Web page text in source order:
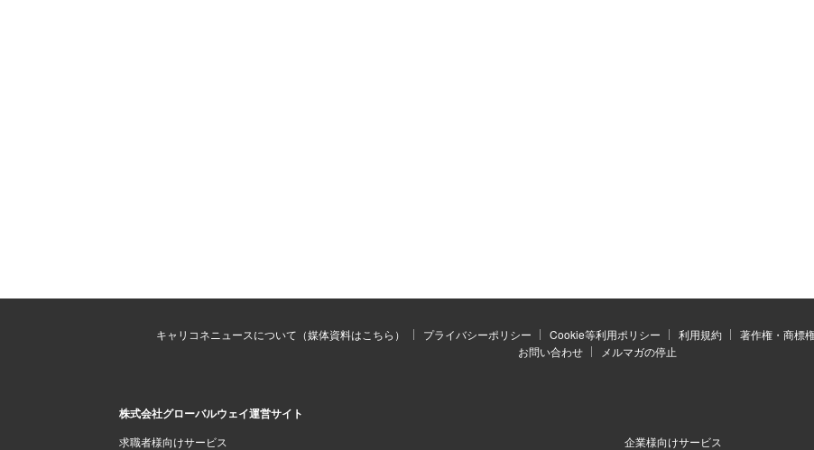
キャリコネニュースについて（媒体資料はこちら） プライバシーポリシー Cookie等利用ポリシー 利用規約 著作権・商標
お問い合わせ
メルマガの停止
株式会社グローバルウェイ運営サイト
求職者様向けサービス 企業様向けサービス